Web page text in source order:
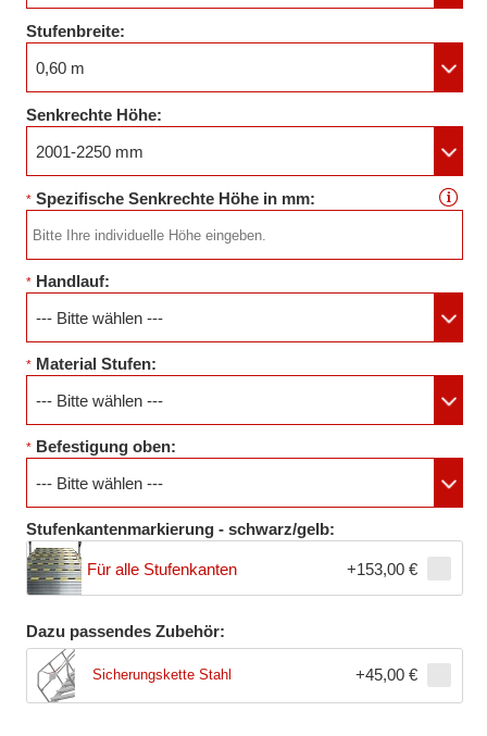
Stufenbreite:
0,60 m
Senkrechte Höhe:
2001-2250 mm
* Spezifische Senkrechte Höhe in mm:
* Handlauf:
--- Bitte wählen ---
* Material Stufen:
--- Bitte wählen ---
* Befestigung oben:
--- Bitte wählen ---
Stufenkantenmarkierung - schwarz/gelb:
Für alle Stufenkanten +153,00 €
Dazu passendes Zubehör:
Sicherungskette Stahl +45,00 €